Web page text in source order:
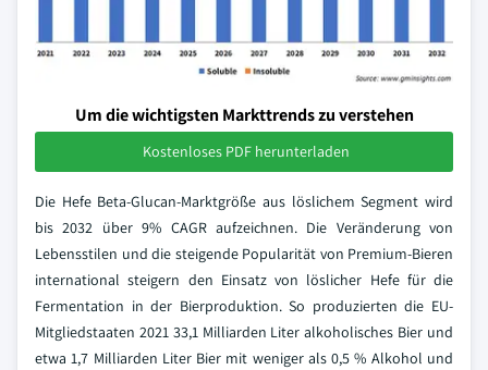
Um die wichtigsten Markttrends zu verstehen
Kostenloses PDF herunterladen
Die Hefe Beta-Glucan-Marktgröße aus löslichem Segment wird
bis 2032 über 9% CAGR aufzeichnen. Die Veränderung von
Lebensstilen und die steigende Popularität von Premium-Bieren
international steigern den Einsatz von löslicher Hefe für die
Fermentation in der Bierproduktion. So produzierten die EU-
Mitgliedstaaten 2021 33,1 Milliarden Liter alkoholisches Bier und
etwa 1,7 Milliarden Liter Bier mit weniger als 0,5 % Alkohol und